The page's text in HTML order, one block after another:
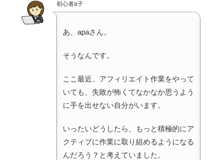
初心者a子
あ、apaさん。
そうなんです。
ここ最近、アフィリエイト作業をやって
いても、失敗が怖くてなかなか思うよう
に手を出せない自分がいます。
いったいどうしたら、もっと積極的にア
クティブに作業に取り組めるようになる
んだろう？と考えていました。